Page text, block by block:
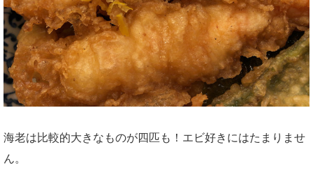
海老は比較的大きなものが四匹も！エビ好きにはたまりませ
ん。